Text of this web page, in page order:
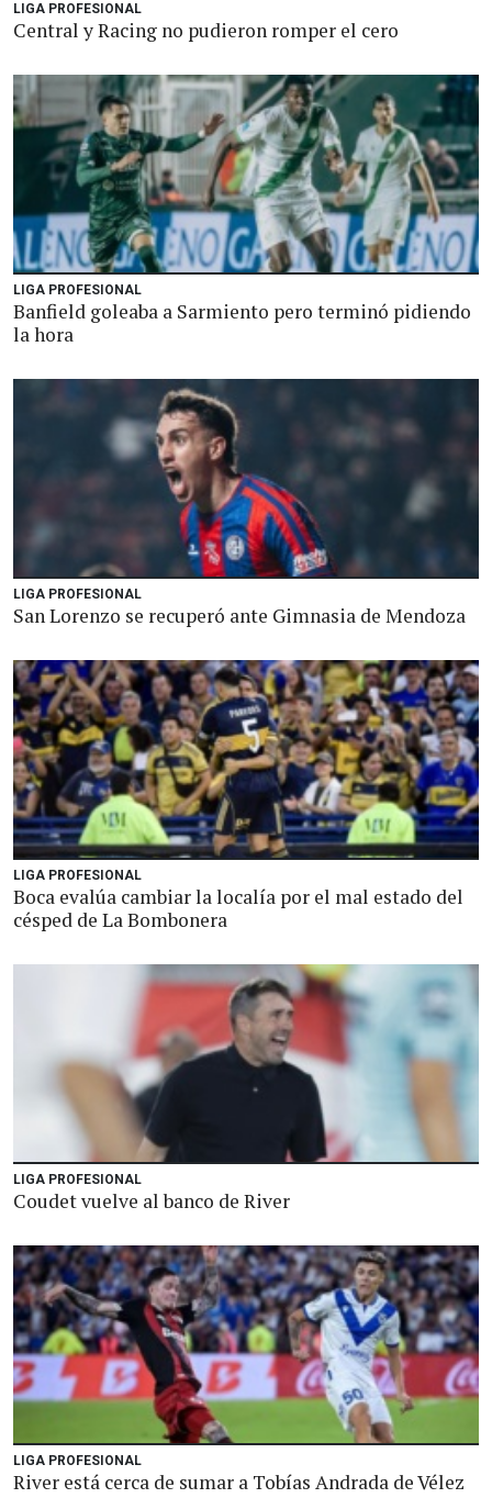
LIGA PROFESIONAL
Central y Racing no pudieron romper el cero
LIGA PROFESIONAL
Banfield goleaba a Sarmiento pero terminó pidiendo
la hora
LIGA PROFESIONAL
San Lorenzo se recuperó ante Gimnasia de Mendoza
LIGA PROFESIONAL
Boca evalúa cambiar la localía por el mal estado del
césped de La Bombonera
LIGA PROFESIONAL
Coudet vuelve al banco de River
LIGA PROFESIONAL
River está cerca de sumar a Tobías Andrada de Vélez